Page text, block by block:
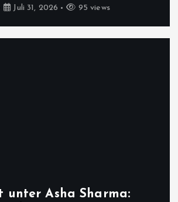
Juli 31, 2026 95 views
unter Asha Sharma: